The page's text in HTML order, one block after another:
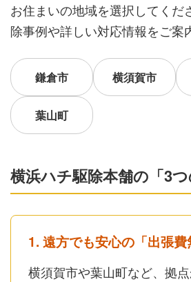
お住まいの地域を選択してくだ
除事例や詳しい対応情報をご案
鎌倉市 横須賀市
葉山町
横浜ハチ駆除本舗の「3つ
1. 遠方でも安心の「出張費
横須賀市や葉山町など、拠